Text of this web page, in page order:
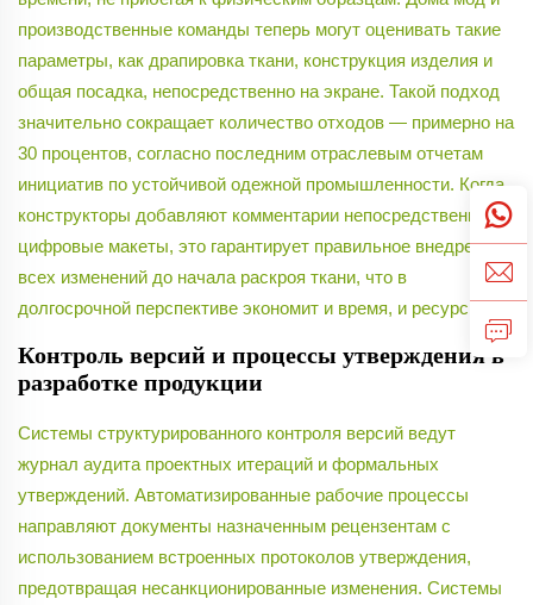
производственные команды теперь могут оценивать такие
параметры, как драпировка ткани, конструкция изделия и
общая посадка, непосредственно на экране. Такой подход
значительно сокращает количество отходов — примерно на
30 процентов, согласно последним отраслевым отчетам
инициатив по устойчивой одежной промышленности. Когда
конструкторы добавляют комментарии непосредственно в
цифровые макеты, это гарантирует правильное внедрение
всех изменений до начала раскроя ткани, что в
долгосрочной перспективе экономит и время, и ресурсы.
Контроль версий и процессы утверждения в
разработке продукции
Системы структурированного контроля версий ведут
журнал аудита проектных итераций и формальных
утверждений. Автоматизированные рабочие процессы
направляют документы назначенным рецензентам с
использованием встроенных протоколов утверждения,
предотвращая несанкционированные изменения. Системы